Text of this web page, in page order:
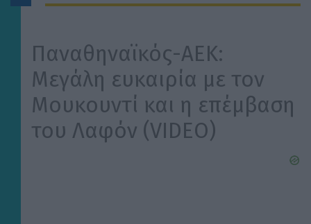
Παναθηναϊκός-ΑΕΚ:
Μεγάλη ευκαιρία με τον
Μουκουντί και η επέμβαση
του Λαφόν (VIDEO)